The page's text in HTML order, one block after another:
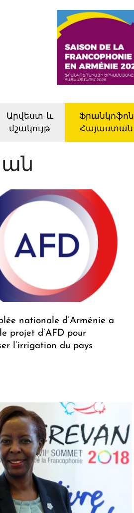
Արվեստ և
մշակույթ
Ֆրանկոֆոն
Հայաստան
nationale d’Arménie a
projet d’AFD pour
l’irrigation du pays